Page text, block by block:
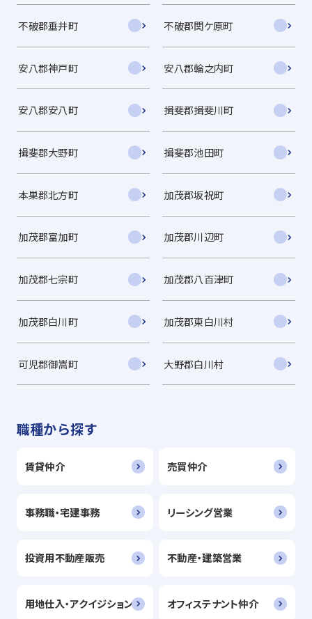
不破郡垂井町 不破郡関ケ原町
安八郡神戸町 安八郡輪之内町
安八郡安八町 揖斐郡揖斐川町
揖斐郡大野町 揖斐郡池田町
本巣郡北方町 加茂郡坂祝町
加茂郡富加町 加茂郡川辺町
加茂郡七宗町 加茂郡八百津町
加茂郡白川町 加茂郡東白川村
可児郡御嵩町 大野郡白川村
職種から探す
賃貸仲介 売買仲介
事務職・宅建事務 リーシング営業
投資用不動産販売 不動産・建築営業
用地仕入・アクイジション オフィステナント仲介